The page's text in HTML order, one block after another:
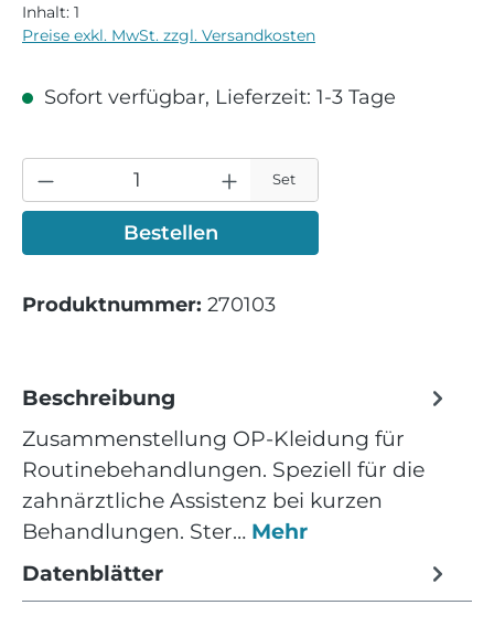
Inhalt: 1
Preise exkl. MwSt. zzgl. Versandkosten
Sofort verfügbar, Lieferzeit: 1-3 Tage
Set
Bestellen
Produktnummer: 270103
Beschreibung
Zusammenstellung OP-Kleidung für
Routinebehandlungen. Speziell für die
zahnärztliche Assistenz bei kurzen
Behandlungen. Ster… Mehr
Datenblätter